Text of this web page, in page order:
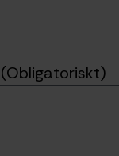
(Obligatoriskt)